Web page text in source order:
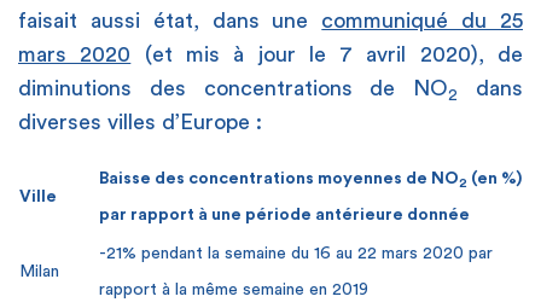
faisait aussi état, dans une communiqué du 25
mars 2020 (et mis à jour le 7 avril 2020), de
diminutions des concentrations de NO2
dans
diverses villes d’Europe :
Ville
Baisse des concentrations moyennes de NO2 (en %)
par rapport à une période antérieure donnée
Milan
-21% pendant la semaine du 16 au 22 mars 2020 par
rapport à la même semaine en 2019